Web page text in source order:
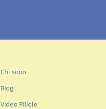
Chi sono
Blog
Video Pillole